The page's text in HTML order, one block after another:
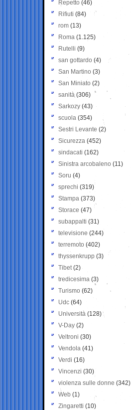
Repetto (46)
Rifiuti (84)
rom (13)
Roma (1.125)
Rutelli (9)
san gottardo (4)
San Martino (3)
San Miniato (2)
sanità (306)
Sarkozy (43)
scuola (354)
Sestri Levante (2)
Sicurezza (452)
sindacati (162)
Sinistra arcobaleno (11)
Soru (4)
sprechi (319)
Stampa (373)
Storace (47)
subappalti (31)
televisione(244)
terremoto (402)
thyssenkrupp (3)
Tibet(2)
tredicesima (3)
Turismo (62)
Udc (64)
Università (128)
V-Day (2)
Veltroni (30)
Vendola (41)
Verdi (16)
Vincenzi (30)
violenza sulle donne (342)
Web (1)
Zingaretti (10)